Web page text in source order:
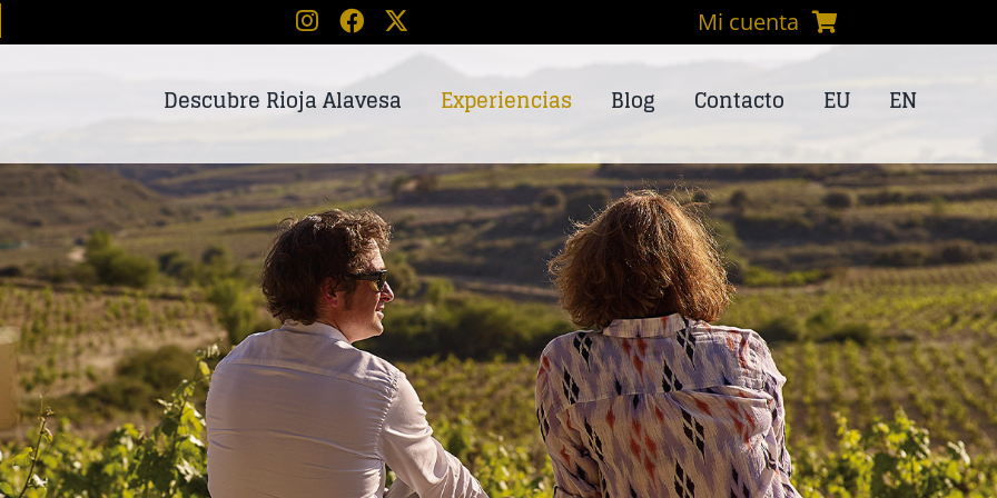
Mi cuenta
Descubre Rioja Alavesa Experiencias Blog Contacto EU EN